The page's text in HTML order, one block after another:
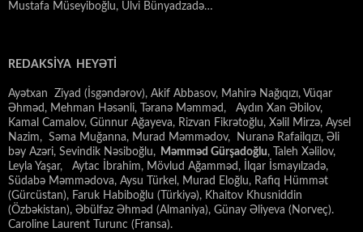
Mustafa Müseyiboğlu, Ülvi Bünyadzadə…
REDAKSİYA HEYƏTİ
Ayətxan Ziyad (İsgəndərov), Akif Abbasov, Mahirə Nağıqızı, Vüqar
Əhməd, Mehman Həsənli, Təranə Məmməd, Aydın Xan Əbilov,
Kamal Camalov, Günnur Ağayeva, Rizvan Fikrətoğlu, Xəlil Mirzə, Aysel
Nazim, Səma Muğanna, Murad Məmmədov, Nuranə Rafailqızı, Əli
bəy Azəri, Sevindik Nəsiboğlu, Məmməd Gürşadoğlu, Taleh Xəlilov,
Leyla Yaşar, Aytac İbrahim, Mövlud Ağamməd, İlqar İsmayılzadə,
Südabə Məmmədova, Aysu Türkel, Murad Eloğlu, Rafiq Hümmət
(Gürcüstan), Faruk Habiboğlu (Türkiyə), Khaitov Khusniddin
(Özbəkistan), Əbülfəz Əhməd (Almaniya), Günay Əliyeva (Norveç).
Caroline Laurent Turunc (Fransa).